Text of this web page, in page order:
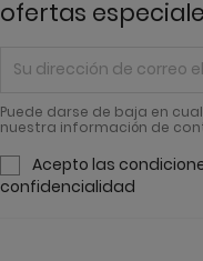
ofertas
Puede darse de baja en
nuestra información de
Acepto las
confidencialidad